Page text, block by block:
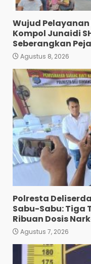
Wujud
Kompol Junaidi
Seberangkan
Agustus 8, 2026
Polresta
Sabu-Sabu: Tiga
Ribuan Dosis
Agustus 7, 2026
3
5